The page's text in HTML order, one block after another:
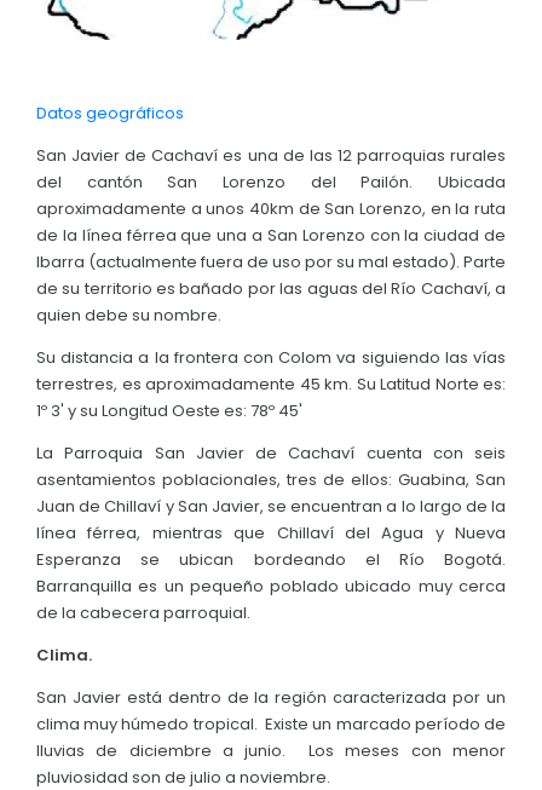
Convocatorias
Plan de desarrollo y Ordenamiento Territorial -
Plan Anual Contratación - PAC
Plan Operativo Anual - POA
Convenios Institucionales
PRESUPUESTO: EJECUCIÓN Y REPORTES
Cédulas presupuestarias y balances
Procesos de contratación
Obras y proyectos
Datos geográficos
San Javier de Cachaví es una de las 12 parroquias rurales
del cantón San Lorenzo del Pailón. Ubicada
aproximadamente a unos 40km de San Lorenzo, en la ruta
de la línea férrea que una a San Lorenzo con la ciudad de
Ibarra (actualmente fuera de uso por su mal estado). Parte
de su territorio es bañado por las aguas del Río Cachaví, a
quien debe su nombre.
Su distancia a la frontera con Colom va siguiendo las vías
terrestres, es aproximadamente 45 km. Su Latitud Norte es:
1º 3' y su Longitud Oeste es: 78º 45'
La Parroquia San Javier de Cachaví cuenta con seis
asentamientos poblacionales, tres de ellos: Guabina, San
Juan de Chillaví y San Javier, se encuentran a lo largo de la
línea férrea, mientras que Chillaví del Agua y Nueva
Esperanza se ubican bordeando el Río Bogotá.
Barranquilla es un pequeño poblado ubicado muy cerca
de la cabecera parroquial.
Clima.
San Javier está dentro de la región caracterizada por un
clima muy húmedo tropical. Existe un marcado período de
lluvias de diciembre a junio. Los meses con menor
pluviosidad son de julio a noviembre.